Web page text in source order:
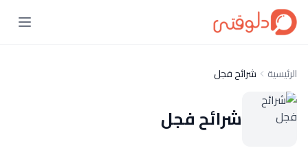
الرئيسية شرائح فجل
شرائح فجل